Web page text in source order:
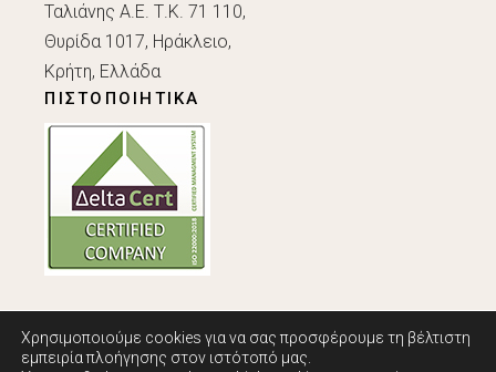
Ταλιάνης Α.Ε. Τ.Κ. 71 110,
Θυρίδα 1017, Ηράκλειο,
Κρήτη, Ελλάδα
ΠΙΣΤΟΠΟΙΗΤΙΚΑ
Χρησιμοποιούμε cookies για να σας προσφέρουμε τη βέλτιστη
εμπειρία πλοήγησης στον ιστότοπό μας.